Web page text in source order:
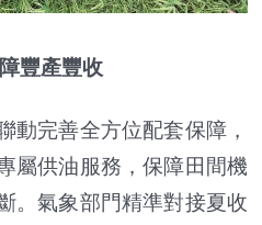
豐產豐收
完善全方位配套保障，
屬供油服務，保障田間機
。氣象部門精準對接夏收